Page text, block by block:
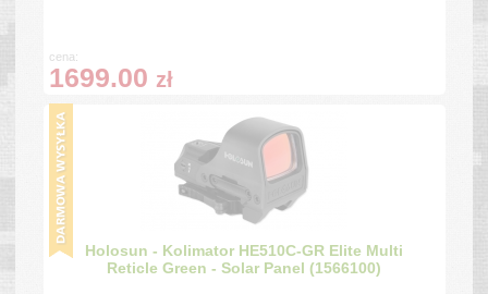
cena:
1699.00 zł
Holosun - Kolimator HE510C-GR Elite Multi
Reticle Green - Solar Panel (1566100)